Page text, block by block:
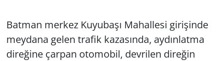
Batman merkez Kuyubaşı Mahallesi girişinde
meydana gelen trafik kazasında, aydınlatma
direğine çarpan otomobil, devrilen direğin